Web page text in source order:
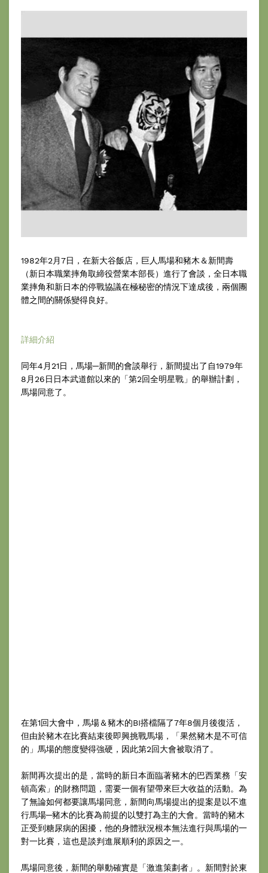
1982年2月7日，在新大谷飯店，巨人馬場和豬木＆新間壽
（新日本職業摔角取締役營業本部長）進行了會談，全日本職
業摔角和新日本的停戰協議在極秘密的情況下達成後，兩個團
體之間的關係變得良好。
詳細介紹
同年4月21日，馬場─新間的會談舉行，新間提出了自1979年
8月26日日本武道館以來的「第2回全明星戰」的舉辦計劃，
馬場同意了。
在第1回大會中，馬場＆豬木的BI搭檔隔了7年8個月後復活，
但由於豬木在比賽結束後即興挑戰馬場，「果然豬木是不可信
的」馬場的態度變得強硬，因此第2回大會被取消了。
新間再次提出的是，當時的新日本面臨著豬木的巴西業務「安
頓高索」的財務問題，需要一個有望帶來巨大收益的活動。為
了無論如何都要讓馬場同意，新間向馬場提出的提案是以不進
行馬場─豬木的比賽為前提的以雙打為主的大會。當時的豬木
正受到糖尿病的困擾，他的身體狀況根本無法進行與馬場的一
對一比賽，這也是談判進展順利的原因之一。
馬場同意後，新間的舉動確實是「激進策劃者」。新間對於東